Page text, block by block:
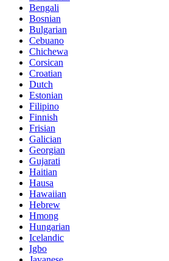
Bengali
Bosnian
Bulgarian
Cebuano
Chichewa
Corsican
Croatian
Dutch
Estonian
Filipino
Finnish
Frisian
Galician
Georgian
Gujarati
Haitian
Hausa
Hawaiian
Hebrew
Hmong
Hungarian
Icelandic
Igbo